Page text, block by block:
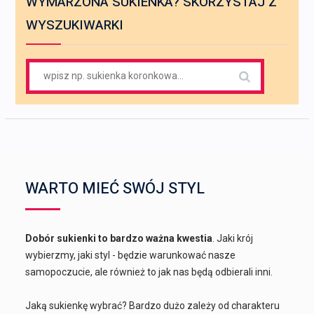
WYSZUKIWARKI
WARTO MIEĆ SWÓJ STYL
Dobór sukienki to bardzo ważna kwestia . Jaki krój
wybierzmy, jaki styl - będzie warunkować nasze
samopoczucie, ale również to jak nas będą odbierali inni.
Jaką sukienkę wybrać? Bardzo dużo zależy od charakteru